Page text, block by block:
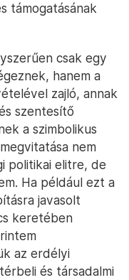
támogatásának
csak egy
hanem a
zajló, annak
szentesítő
a szimbolikus
nem
politikai elitre, de
Ha például ezt a
javasolt
keretében
az erdélyi
és társadalmi